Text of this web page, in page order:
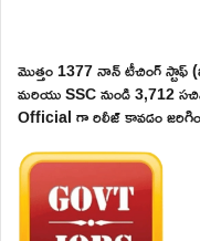
మొత్తం 1377 నాన్ టీచింగ్
మరియు SSC నుండి 3,712
Official గా రిలీజ్ కావడం